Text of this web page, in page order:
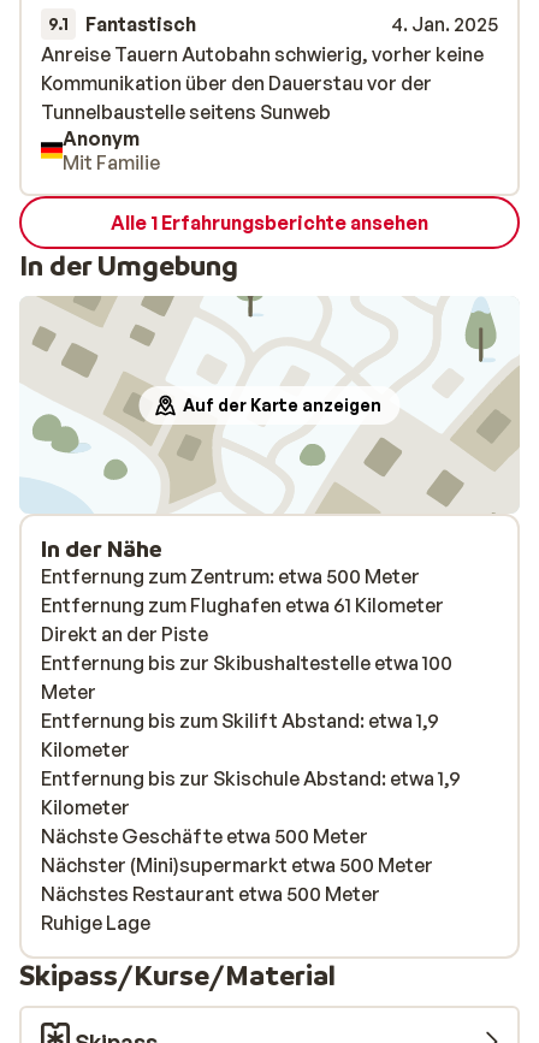
9.1 Fantastisch
4. Jan. 2025
Anreise Tauern Autobahn schwierig, vorher keine
Kommunikation über den Dauerstau vor der
Tunnelbaustelle seitens Sunweb
Anreise Tauern Autobahn schwierig, vorher keine
Kommunikation über den Dauerstau vor der
Tunnelbaustelle seitens Sunweb
Anonym
Mit Familie
Alle 1 Erfahrungsberichte ansehen
In der Umgebung
Auf der Karte anzeigen
In der Nähe
Entfernung zum Zentrum: etwa 500 Meter
Entfernung zum Flughafen etwa 61 Kilometer
Direkt an der Piste
Entfernung bis zur Skibushaltestelle etwa 100
Meter
Entfernung bis zum Skilift Abstand: etwa 1,9
Kilometer
Entfernung bis zur Skischule Abstand: etwa 1,9
Kilometer
Nächste Geschäfte etwa 500 Meter
Nächster (Mini)supermarkt etwa 500 Meter
Nächstes Restaurant etwa 500 Meter
Ruhige Lage
Skipass/Kurse/Material